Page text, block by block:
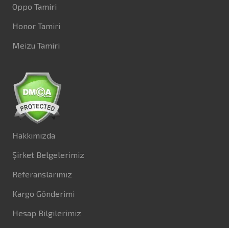
Oppo Tamiri
Honor Tamiri
Meizu Tamiri
Hakkımızda
Şirket Belgelerimiz
Referanslarımız
Kargo Gönderimi
Hesap Bilgilerimiz